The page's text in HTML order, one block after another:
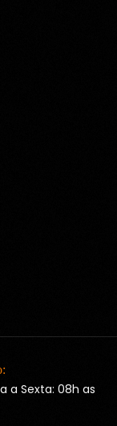
a Sexta: 08h as